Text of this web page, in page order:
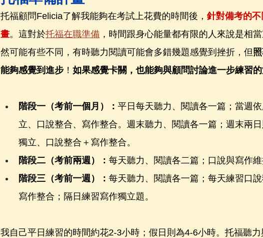
托福顧問Felicia了解我能夠在考試上花費的時間後， 針對備考的
畫。這對於托福在職準備 ，時間跟身心能量都有限的人來說是相
然可能有些不同，有時聽力閱讀可能會多錯幾題感覺到挫折，但
能夠感覺到進步 ！ 如果感覺卡關，也能夠與顧問討論進一步練習
階段一（考前一個月）： 平日每天聽力、閱讀各一篇；當週
立、口說整合、寫作整合。週末聽力、閱讀各一篇；週末兩
獨立、口說整合＋寫作整合。
階段二（考前兩週）： 每天聽力、閱讀各二篇；口說與寫作維
階段三（考前一週）： 每天聽力、閱讀各一篇；每天練習口
寫作整合；隔日練習寫作獨立題。
我自己平日練習的時間約花2-3小時；假日則為4-6小時。托福聽